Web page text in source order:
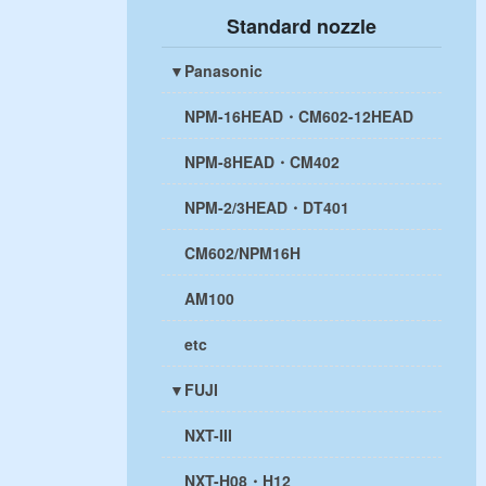
Standard nozzle
▼Panasonic
NPM-16HEAD・CM602-12HEAD
NPM-8HEAD・CM402
NPM-2/3HEAD・DT401
CM602/NPM16H
AM100
etc
▼FUJI
NXT-III
NXT-H08・H12